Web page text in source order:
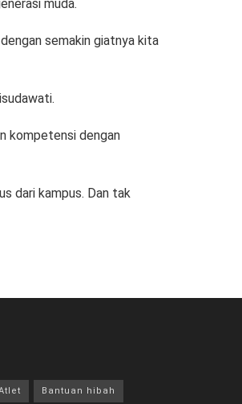
muda.
semakin giatnya kita
kompetensi dengan
dari kampus. Dan tak
Bantuan hibah